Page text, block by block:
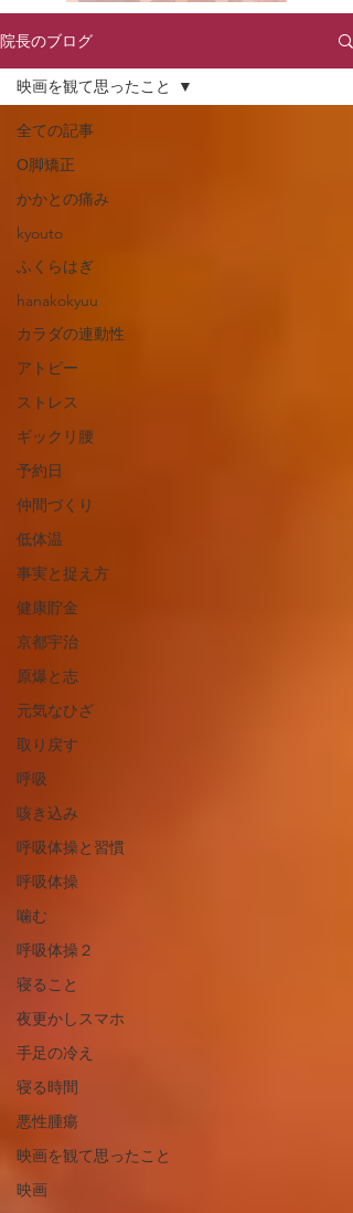
院長のブログ
全ての記事
О脚矯正
かかとの痛み
kyouto
ふくらはぎ
hanakokyuu
カラダの連動性
アトピー
ストレス
ギックリ腰
予約日
仲間づくり
低体温
事実と捉え方
健康貯金
京都宇治
原爆と志
元気なひざ
取り戻す
呼吸
咳き込み
呼吸体操と習慣
呼吸体操
噛む
呼吸体操２
寝ること
夜更かしスマホ
手足の冷え
寝る時間
悪性腫瘍
映画を観て思ったこと
映画
映画を観て思ったこと